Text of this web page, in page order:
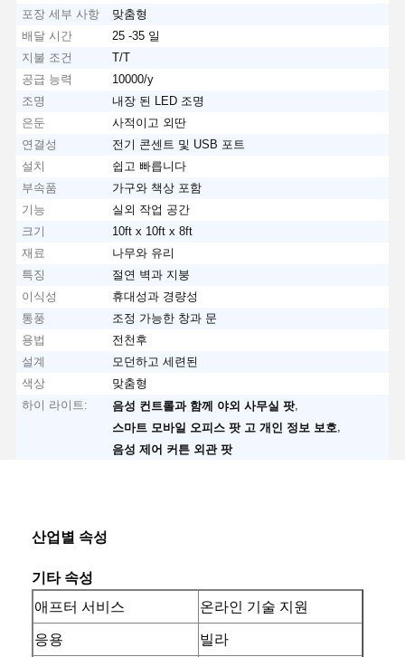
포장 세부 사항
맞춤형
배달 시간
25 -35 일
지불 조건
T/T
공급 능력
10000/y
조명
내장 된 LED 조명
은둔
사적이고 외딴
연결성
전기 콘센트 및 USB 포트
설치
쉽고 빠릅니다
부속품
가구와 책상 포함
기능
실외 작업 공간
크기
10ft x 10ft x 8ft
재료
나무와 유리
특징
절연 벽과 지붕
이식성
휴대성과 경량성
통풍
조정 가능한 창과 문
용법
전천후
설계
모던하고 세련된
색상
맞춤형
하이 라이트:
음성 컨트롤과 함께 야외 사무실 팟,
스마트 모바일 오피스 팟 고 개인 정보 보호
음성 제어 커튼 외관 팟
산업별 속성
기타 속성
애프터 서비스
온라인 기술 지원
응용 빌라